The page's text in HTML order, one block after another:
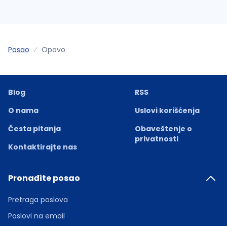
Posao Opovo
Blog
O nama
Česta pitanja
Kontaktirajte nas
RSS
Uslovi korišćenja
Obaveštenje o
privatnosti
Pronađite posao
Pretraga poslova
Poslovi na email